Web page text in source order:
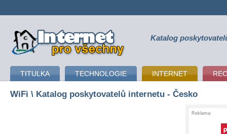
připojení k internetu Katalog
TITULKA TECHNOLOGIE INTERNET
WiFi \ Katalog poskytovatelů internetu - Česko
Reklama: